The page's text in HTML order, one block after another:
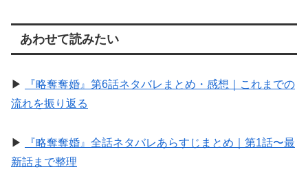
あわせて読みたい
▶︎
『略奪奪婚』第6話ネタバレまとめ・感想｜これまでの
流れを振り返る
▶︎
『略奪奪婚』全話ネタバレあらすじまとめ｜第1話〜最
新話まで整理